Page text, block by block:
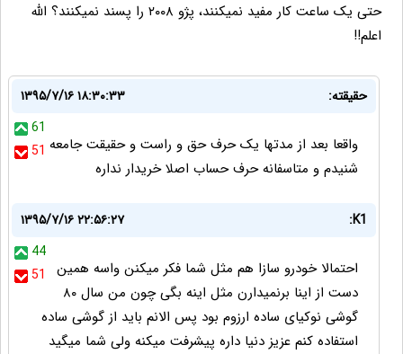
حتی یک ساعت کار مفید نمیکنند، پژو ۲۰۰۸ را پسند نمیکنند؟ الله
اعلم!!
حقیقته:
۱۳۹۵/۷/۱۶ ۱۸:۳۰:۳۳
61
51 واقعا بعد از مدتها یک حرف حق و راست و حقیقت جامعه
شنیدم و متاسفانه حرف حساب اصلا خریدار نداره
K1:
۱۳۹۵/۷/۱۶ ۲۲:۵۶:۲۷
44
51
احتمالا خودرو سازا هم مثل شما فکر میکنن واسه همین
دست از اینا برنمیدارن مثل اینه بگی چون من سال ۸۰
گوشی نوکیای ساده ارزوم بود پس الانم باید از گوشی ساده
استفاده کنم عزیز دنیا داره پیشرفت میکنه ولی شما میگید